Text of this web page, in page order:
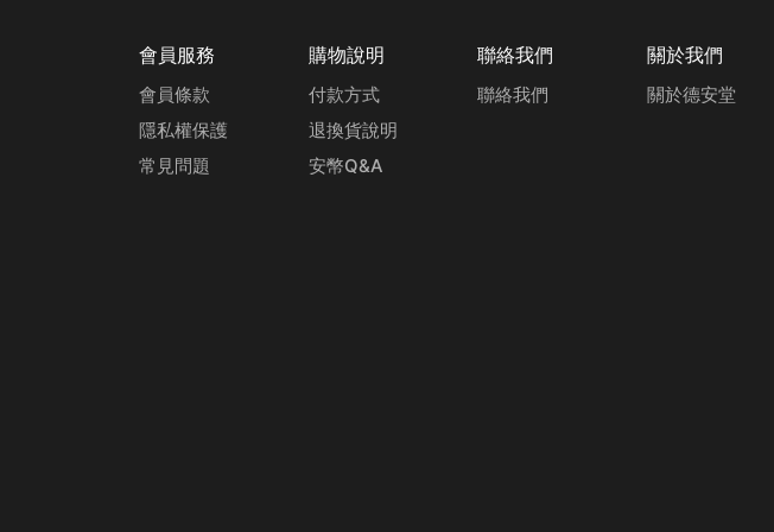
會員服務
會員條款
隱私權保護
常見問題
購物說明
付款方式
退換貨說明
安幣Q&A
聯絡我們
聯絡我們
關於我們
關於德安堂